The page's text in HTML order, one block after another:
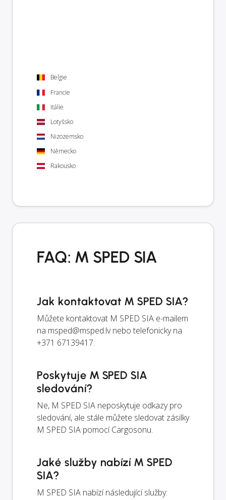
Belgie
Francie
Itálie
Lotyšsko
Nizozemsko
Německo
Rakousko
FAQ: M SPED SIA
Jak kontaktovat M SPED SIA?
Můžete kontaktovat M SPED SIA e-mailem
na msped@msped.lvnebo telefonicky na
+371 67139417.
Poskytuje M SPED SIA
sledování?
Ne, M SPED SIA neposkytuje odkazy pro
sledování, ale stále můžete sledovat zásilky
M SPED SIA pomocí Cargosonu.
Jaké služby nabízí M SPED
SIA?
M SPED SIA nabízí následující služby: